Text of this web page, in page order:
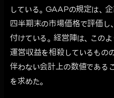
している。GAAPの規定は、
四半期末の市場価格で評価し
付けている。経営陣は、このよ
運営収益を相殺しているもの
伴わない会計上の数値である
を求めた。